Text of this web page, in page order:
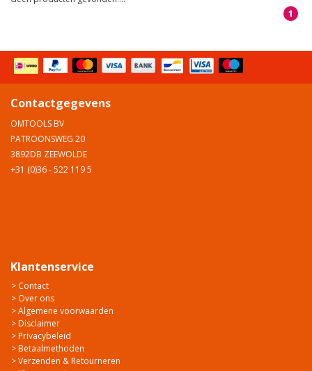
1
Contactgegevens
OMTOOLS BV
PATROONSWEG 20
3892DB ZEEWOLDE
+31 (0)36 - 522 119 5
Klantenservice
> Contact
> Over ons
> Algemene voorwaarden
> Disclaimer
> Privacybeleid
> Betaalmethoden
> Verzenden & Retourneren